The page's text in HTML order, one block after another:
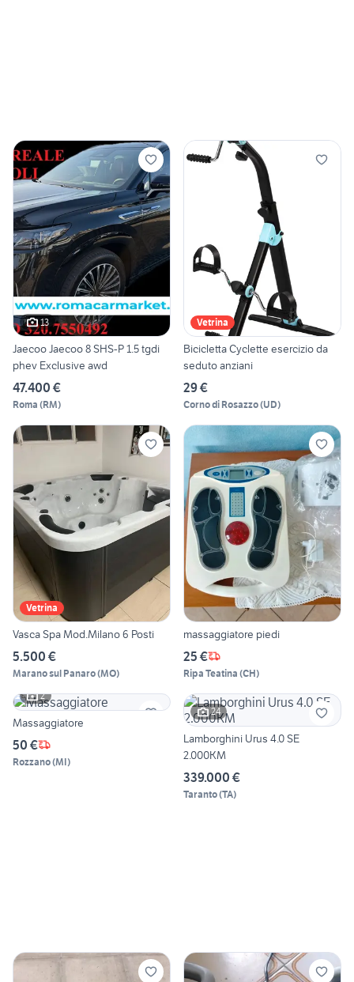
13
Jaecoo Jaecoo 8 SHS-P 1.5 tgdi
phev Exclusive awd
47.400 €
Roma (RM)
Vetrina
Bicicletta Cyclette esercizio da
seduto anziani
29 €
Corno di Rosazzo(UD)
Vetrina
Vasca Spa Mod.Milano 6 Posti
5.500 €
Marano sul Panaro(MO)
massaggiatore piedi
25 €
Ripa Teatina (CH)
2
Massaggiatore
50 €
Rozzano(MI)
24
Lamborghini Urus 4.0 SE
2.000KM
339.000 €
Taranto(TA)